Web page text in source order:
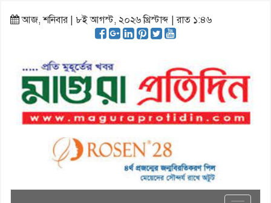
আজ, শনিবার | ৮ই আগস্ট, ২০২৬ খ্রিস্টাব্দ | রাত ১:৪৬